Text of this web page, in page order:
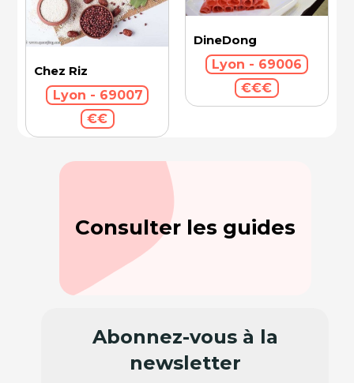
Chez Riz
Lyon - 69007
€€
DineDong
Lyon - 69006
€€€
Consulter les guides
Abonnez-vous à la
newsletter